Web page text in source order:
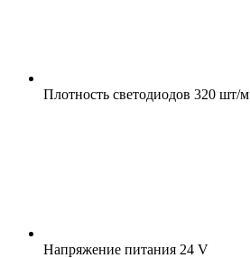
Плотность светодиодов 320 шт/м
Напряжение питания 24 V